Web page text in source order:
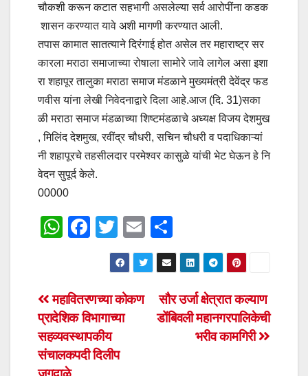
चौकशी करून कटात सहभागी असलेल्या सर्व आरोपींना कडक
शासन करण्यात यावे अशी मागणी करण्यात आली.
तपास कामात सातत्याने दिरंगाई होत असेल तर महाराष्ट्र सर
कारला मराठा समाजाच्या रोषाला सामोरे जावे लागेल असा इशा
रा शहापूर तालुका मराठा समाज मंडळाने मुख्यमंत्री देवेंद्र फड
णवीस यांना लेखी निवेदनाद्वारे दिला आहे.आज (दि. 31)सका
ळी मराठा समाज मंडळाच्या शिष्टमंडळाचे अध्यक्ष विजय देशमुख
, मिलिंद देशमुख, रवींद्र चौधरी, सचिन चौधरी व पदाधिकाऱ्यां
नी शहापूरचे तहसीलदार परमेश्वर कासुळे यांची भेट घेऊन हे नि
वेदन सुपूर्द केले.
00000
W
s
A
p
p
F
e
b
o
o
T
wi
tt
er
E
m
ail
h
ar
e
Post
navigation
सौर उर्जा क्षेत्रात कल्याण
डोंबिवली महानगरपालिकेची
भरीव कामगिरी
महावितरणच्या कोकण
प्रादेशिक विभागाच्या
सहव्यवस्थापकीय
संचालकपदी दिलीप